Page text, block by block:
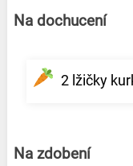
Na dochucení
2 lžičky
Na zdobení